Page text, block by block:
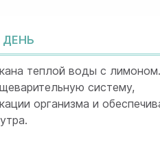
теплой воды с
систему,
организма и